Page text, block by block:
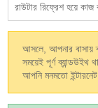
রাউটার রিফ্রেশ হয়ে কাজ
আসলে, আপনার বাসায়
সময়েই পূর্ণ ব্যান্ডউইথ
আপনি মনমতো